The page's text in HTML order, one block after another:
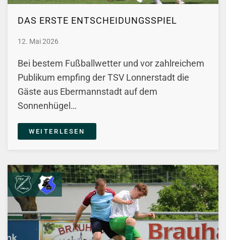
DAS ERSTE ENTSCHEIDUNGSSPIEL
12. Mai 2026
Bei bestem Fußballwetter und vor zahlreichem
Publikum empfing der TSV Lonnerstadt die
Gäste aus Ebermannstadt auf dem
Sonnenhügel…
WEITERLESEN